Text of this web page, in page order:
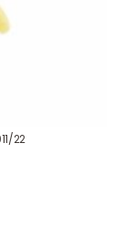
22